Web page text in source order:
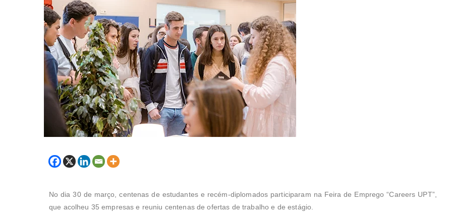
No dia 30 de março, centenas de estudantes e recém-diplomados participaram na Feira de Emprego “Careers UPT”,
que acolheu 35 empresas e reuniu centenas de ofertas de trabalho e de estágio.